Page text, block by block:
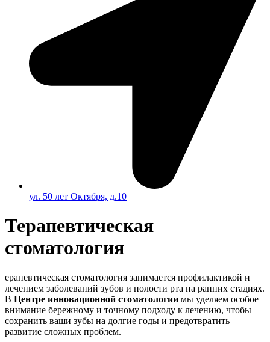
ул. 50 лет Октября, д.10
Терапевтическая
стоматология
ерапевтическая стоматология занимается профилактикой и
лечением заболеваний зубов и полости рта на ранних стадиях.
В Центре инновационной стоматологии мы уделяем особое
внимание бережному и точному подходу к лечению, чтобы
сохранить ваши зубы на долгие годы и предотвратить
развитие сложных проблем.